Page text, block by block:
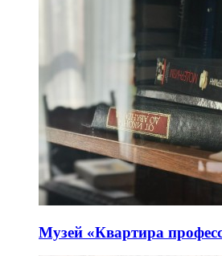
Музей «Квартира